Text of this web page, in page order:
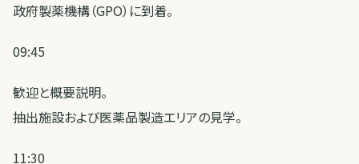
政府製薬機構（GPO）に到着。
09:45
歓迎と概要説明。
抽出施設および医薬品製造エリアの見学。
11:30